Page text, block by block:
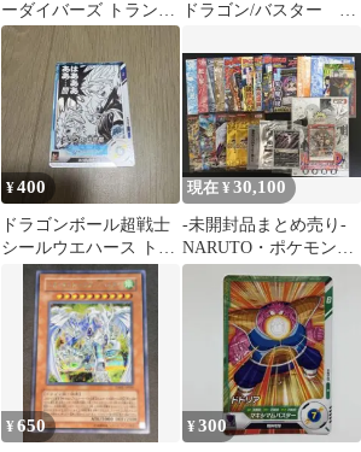
ーダイバーズ トランク
ス:青年期
ドラゴン/バスター 他
¥400
ドラゴンボール超戦士
シールウエハース トラ
ンクス：幼年期
現在 ¥30,100
-未開封品まとめ売り-
NARUTO・ポケモン・
ドラゴンボール・遊戯
¥650 ¥300